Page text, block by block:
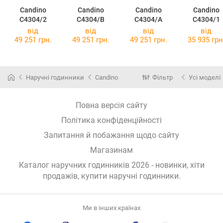
Candino
C4304/2
Candino
C4304/B
Candino
C4304/A
Candino
C4304/1
від
49 251 грн.
від
49 251 грн.
від
49 251 грн.
від
35 935
Наручні годинники Candino Фільтр Усі моделі
Повна версія сайту
Політика конфіденційності
Запитання й побажання щодо сайту
Магазинам
Каталог наручних годинників 2026 - новинки, хіти
продажів, купити наручні годинники.
Ми в інших країнах